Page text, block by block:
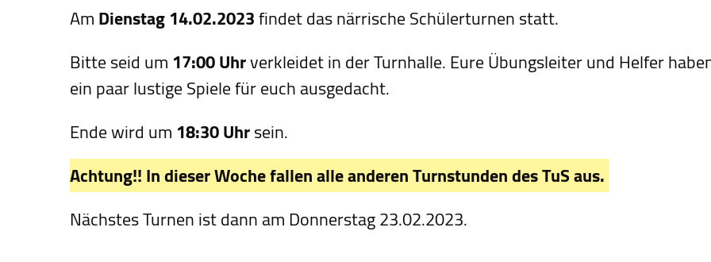
AmDienstag 14.02.2023findet das närrische Schülerturnen statt.
Bitte seid um17:00 Uhrverkleidet in der Turnhalle. Eure Übungsleiter und Helfer
ein paar lustige Spiele für euch ausgedacht.
Ende wird um18:30 Uhrsein.
Achtung!!In dieser Woche fallen alle anderen Turnstunden des TuS aus.
Nächstes Turnen ist dann am Donnerstag 23.02.2023.